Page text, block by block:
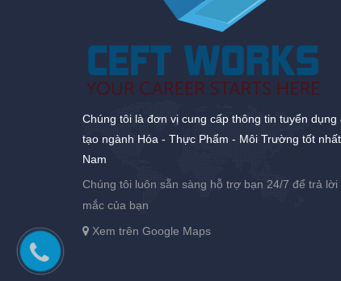
Chúng tôi là đơn vị cung cấp thông tin tuyển dụng
tạo ngành Hóa - Thực Phẩm - Môi Trường tốt
Nam
Chúng tôi luôn sẵn sàng hỗ trợ bạn 24/7 để trả lời
mắc của bạn
Xem trên Google Maps